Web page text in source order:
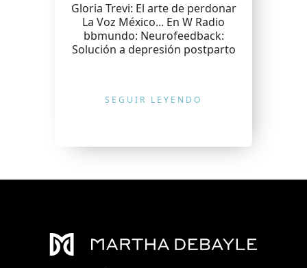
Gloria Trevi: El arte de perdonar
La Voz México... En W Radio
bbmundo: Neurofeedback:
Solución a depresión postparto
SEGUIR LEYENDO